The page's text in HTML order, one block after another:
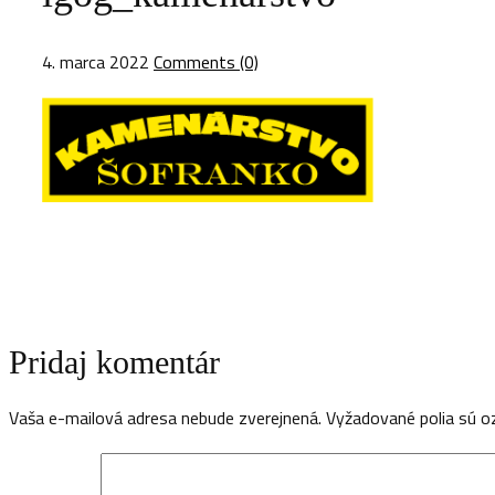
4. marca 2022 Comments (0)
Pridaj komentár
Vaša e-mailová adresa nebude zverejnená. Vyžadované polia sú